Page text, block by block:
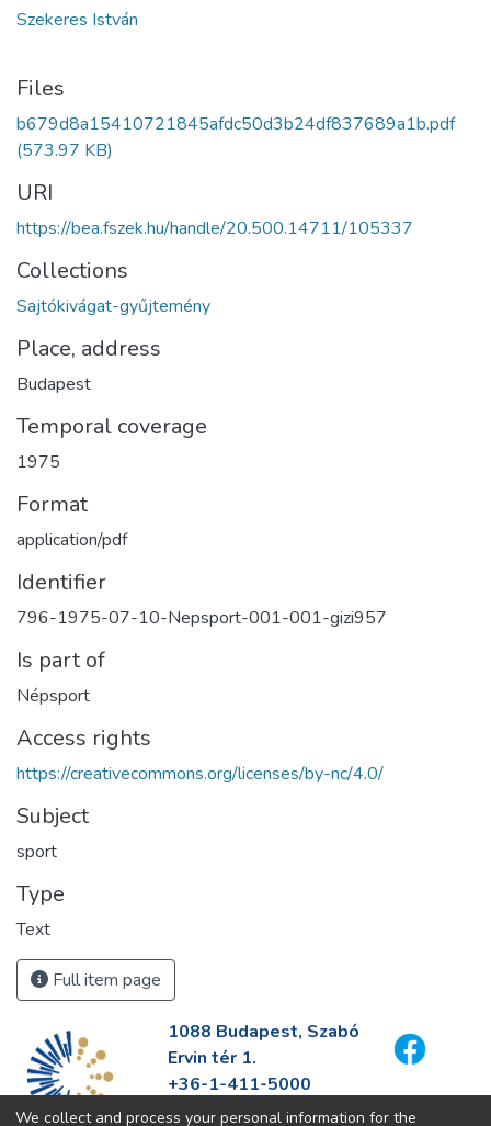
Szekeres István
Files
b679d8a15410721845afdc50d3b24df837689a1b.pdf
(573.97 KB)
URI
https://bea.fszek.hu/handle/20.500.14711/105337
Collections
Sajtókivágat-gyűjtemény
Place, address
Budapest
Temporal coverage
1975
Format
application/pdf
Identifier
796-1975-07-10-Nepsport-001-001-gizi957
Is part of
Népsport
Access rights
https://creativecommons.org/licenses/by-nc/4.0/
Subject
sport
Type
Text
Full item page
1088 Budapest, Szabó
Ervin tér 1.
+36-1-411-5000
info@fszek.hu
We collect and process your personal information for the